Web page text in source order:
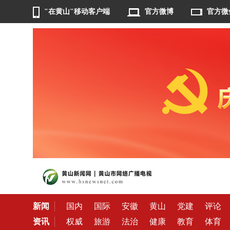
"在黄山"移动客户端 官方微博 官方微
新闻 国内 国际 安徽 黄山 党建
评论
资讯
权威 旅游 法治 健康 教育 体育